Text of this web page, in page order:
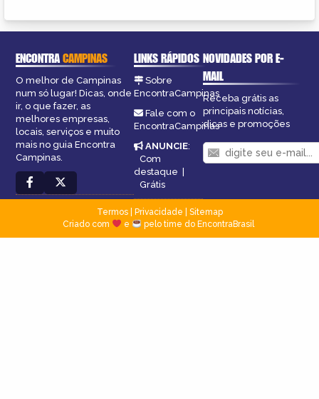
ENCONTRACAMPINAS
O melhor de Campinas
num só lugar! Dicas, onde
ir, o que fazer, as
melhores empresas,
locais, serviços e muito
mais no guia Encontra
Campinas.
LINKS RÁPIDOS
Sobre
EncontraCampinas
Fale com o
EncontraCampinas
ANUNCIE:
Com
destaque |
Grátis
NOVIDADES POR E-
MAIL
Receba grátis as
principais notícias,
dicas e promoções
Termos| Privacidade
Sitemap
Criado com
e pelo time do EncontraBrasil